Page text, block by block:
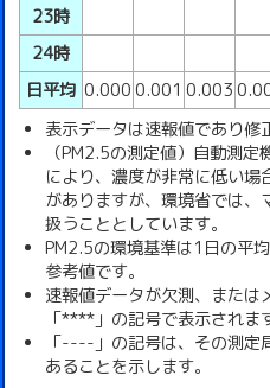
23時
24時
日平均 0.000 0.001 0.003
表示データは速報値であり修
（PM2.5の測定値）自動測
により、濃度が非常に低い
がありますが、環境省では、
扱うこととしています。
PM2.5の環境基準は1日の平
参考値です。
速報値データが欠測、または
「****」の記号で表示されま
「----」の記号は、その測定
あることを示します。